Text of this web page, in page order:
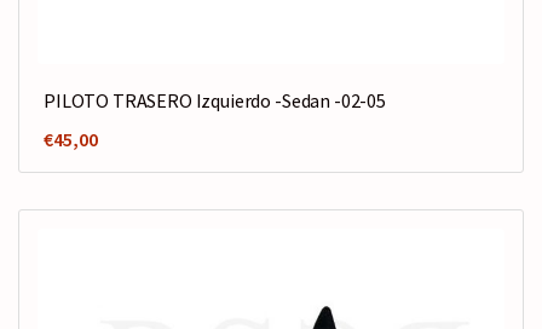
PILOTO TRASERO Izquierdo -Sedan -02-05
€45,00